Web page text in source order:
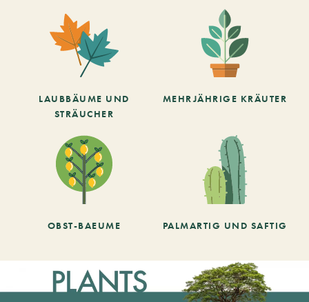
LAUBBÄUME UND
STRÄUCHER
MEHRJÄHRIGE KRÄUTER
OBST-BAEUME PALMARTIG UND SAFTIG